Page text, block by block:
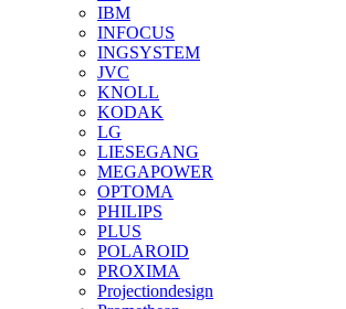
IBM
INFOCUS
INGSYSTEM
JVC
KNOLL
KODAK
LG
LIESEGANG
MEGAPOWER
OPTOMA
PHILIPS
PLUS
POLAROID
PROXIMA
Projectiondesign